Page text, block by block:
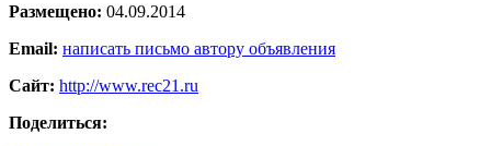
Размещено: 04.09.2014
Email: написать письмо автору объявления
Сайт: http://www.rec21.ru
Поделиться: